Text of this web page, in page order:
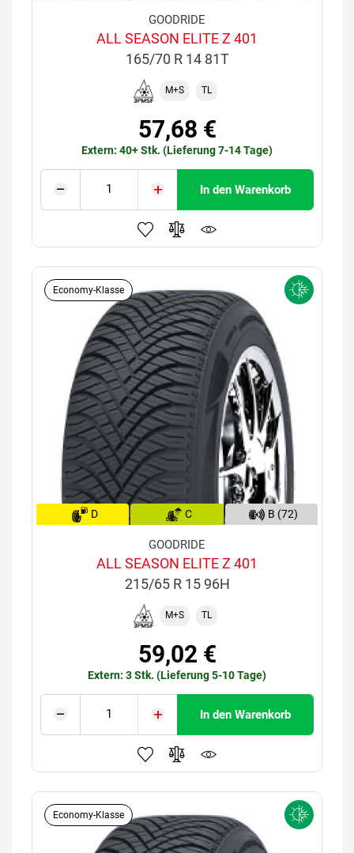
GOODRIDE
ALL SEASON ELITE Z 401
165/70 R 14 81T
M+S TL
57,68 €
Extern: 40+ Stk. (Lieferung 7-14 Tage)
In den Warenkorb
Economy-Klasse
D C B (72)
GOODRIDE
ALL SEASON ELITE Z 401
215/65 R 15 96H
M+S TL
59,02 €
Extern: 3 Stk. (Lieferung 5-10 Tage)
In den Warenkorb
Economy-Klasse